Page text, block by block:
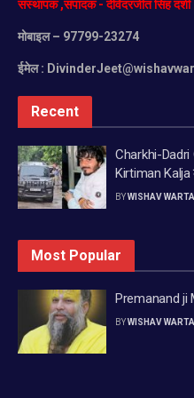
care Eye eyesigh
remedies to
संस्थापक,संपादक-देविंदरजीतसिंहदर्शी
मोबाइल– 97799-23274
ईमेल :
Recent
Charkhi-Dadri
Kirtiman Kalja
BYWISHAV
Most Popular
Premanand ji
BYWISHAV